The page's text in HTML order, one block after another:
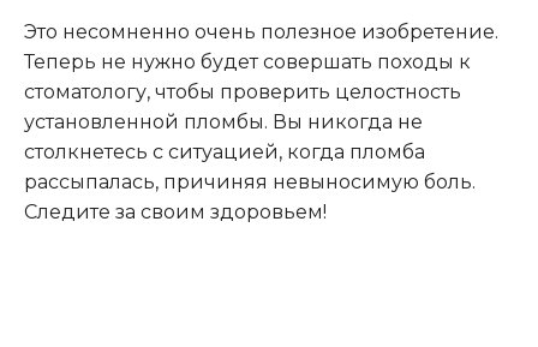
Это несомненно очень полезное изобретение.
Теперь не нужно будет совершать походы к
стоматологу, чтобы проверить целостность
установленной пломбы. Вы никогда не
столкнетесь с ситуацией, когда пломба
рассыпалась, причиняя невыносимую боль.
Следите за своим здоровьем!